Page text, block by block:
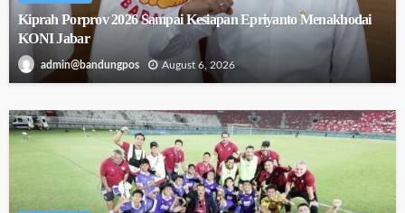
Kiprah Porprov 2026 Sampai Kesiapan Epriyanto Menakhodai
KONI Jabar
admin@bandungpos August 6, 2026